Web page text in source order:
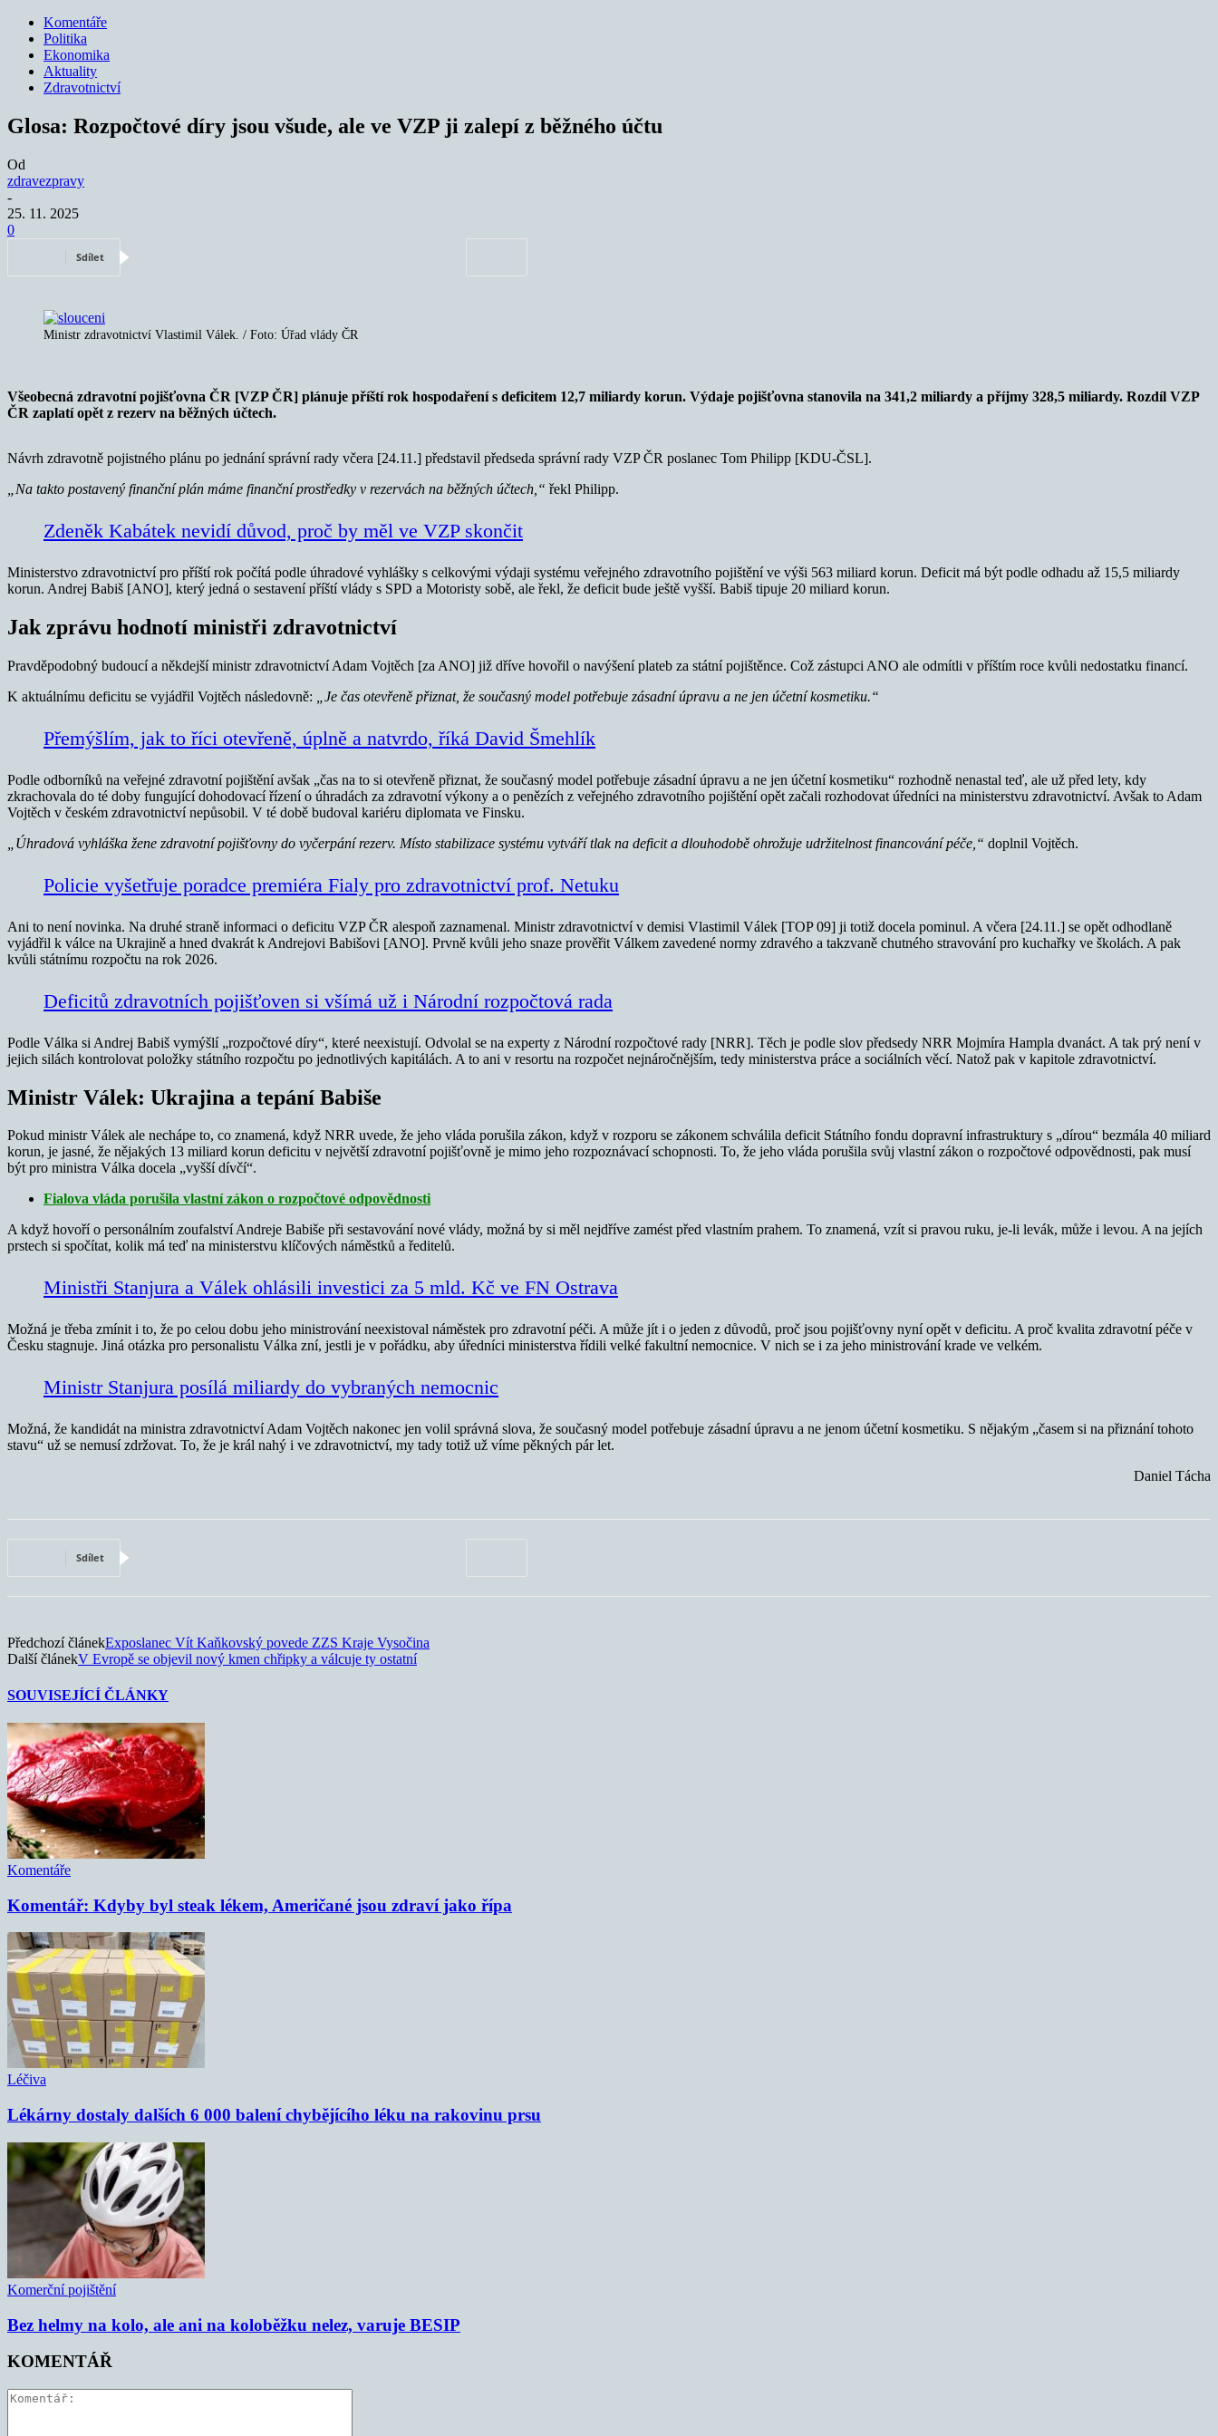
Komentáře
Politika
Ekonomika
Aktuality
Zdravotnictví
Glosa: Rozpočtové díry jsou všude, ale ve VZP ji zalepí z běžného účtu
Od
zdravezpravy
-
25. 11. 2025
0
Sdílet
Ministr zdravotnictví Vlastimil Válek. / Foto: Úřad vlády ČR
Všeobecná zdravotní pojišťovna ČR [VZP ČR] plánuje příští rok hospodaření s deficitem 12,7 miliardy korun. Výdaje pojišťovna stanovila na 341,2 miliardy a příjmy 328,5 miliardy. Rozdíl VZP
ČR zaplatí opět z rezerv na běžných účtech.
Návrh zdravotně pojistného plánu po jednání správní rady včera [24.11.] představil předseda správní rady VZP ČR poslanec Tom Philipp [KDU-ČSL].
„Na takto postavený finanční plán máme finanční prostředky v rezervách na běžných účtech,“ řekl Philipp.
Zdeněk Kabátek nevidí důvod, proč by měl ve VZP skončit
Ministerstvo zdravotnictví pro příští rok počítá podle úhradové vyhlášky s celkovými výdaji systému veřejného zdravotního pojištění ve výši 563 miliard korun. Deficit má být podle odhadu až 15,5 miliardy
korun. Andrej Babiš [ANO], který jedná o sestavení příští vlády s SPD a Motoristy sobě, ale řekl, že deficit bude ještě vyšší. Babiš tipuje 20 miliard korun.
Jak zprávu hodnotí ministři zdravotnictví
Pravděpodobný budoucí a někdejší ministr zdravotnictví Adam Vojtěch [za ANO] již dříve hovořil o navýšení plateb za státní pojištěnce. Což zástupci ANO ale odmítli v příštím roce kvůli nedostatku financí.
K aktuálnímu deficitu se vyjádřil Vojtěch následovně:
„Je čas otevřeně přiznat, že současný model potřebuje zásadní úpravu a ne jen účetní kosmetiku.“
Přemýšlím, jak to říci otevřeně, úplně a natvrdo, říká David Šmehlík
Podle odborníků na veřejné zdravotní pojištění avšak „čas na to si otevřeně přiznat, že současný model potřebuje zásadní úpravu a ne jen účetní kosmetiku“ rozhodně nenastal teď, ale už před lety, kdy
zkrachovala do té doby fungující dohodovací řízení o úhradách za zdravotní výkony a o penězích z veřejného zdravotního pojištění opět začali rozhodovat úředníci na ministerstvu zdravotnictví. Avšak to Adam
Vojtěch v českém zdravotnictví nepůsobil. V té době budoval kariéru diplomata ve Finsku.
„Úhradová vyhláška žene zdravotní pojišťovny do vyčerpání rezerv. Místo stabilizace systému vytváří tlak na deficit a dlouhodobě ohrožuje udržitelnost financování péče,“ doplnil Vojtěch.
Policie vyšetřuje poradce premiéra Fialy pro zdravotnictví prof. Netuku
Ani to není novinka. Na druhé straně informaci o deficitu VZP ČR alespoň zaznamenal. Ministr zdravotnictví v demisi Vlastimil Válek [TOP 09] ji totiž docela pominul. A včera [24.11.] se opět odhodlaně
vyjádřil k válce na Ukrajině a hned dvakrát k Andrejovi Babišovi [ANO]. Prvně kvůli jeho snaze prověřit Válkem zavedené normy zdravého a takzvaně chutného stravování pro kuchařky ve školách. A pak
kvůli státnímu rozpočtu na rok 2026.
Deficitů zdravotních pojišťoven si všímá už i Národní rozpočtová rada
Podle Válka si Andrej Babiš vymýšlí „rozpočtové díry“, které neexistují. Odvolal se na experty z Národní rozpočtové rady [NRR]. Těch je podle slov předsedy NRR Mojmíra Hampla dvanáct. A tak prý není v
jejich silách kontrolovat položky státního rozpočtu po jednotlivých kapitálách. A to ani v resortu na rozpočet nejnáročnějším, tedy ministerstva práce a sociálních věcí. Natož pak v kapitole zdravotnictví.
Ministr Válek: Ukrajina a tepání Babiše
Pokud ministr Válek ale nechápe to, co znamená, když NRR uvede, že jeho vláda porušila zákon, když v rozporu se zákonem schválila deficit Státního fondu dopravní infrastruktury s „dírou“ bezmála 40 miliard
korun, je jasné, že nějakých 13 miliard korun deficitu v největší zdravotní pojišťovně je mimo jeho rozpoznávací schopnosti. To, že jeho vláda porušila svůj vlastní zákon o rozpočtové odpovědnosti, pak musí
být pro ministra Válka docela „vyšší dívčí“.
Fialova vláda porušila vlastní zákon o rozpočtové odpovědnosti
A když hovoří o personálním zoufalství Andreje Babiše při sestavování nové vlády, možná by si měl nejdříve zamést před vlastním prahem. To znamená, vzít si pravou ruku, je-li levák, může i levou. A na jejích
prstech si spočítat, kolik má teď na ministerstvu klíčových náměstků a ředitelů.
Ministři Stanjura a Válek ohlásili investici za 5 mld. Kč ve FN Ostrava
Možná je třeba zmínit i to, že po celou dobu jeho ministrování neexistoval náměstek pro zdravotní péči. A může jít i o jeden z důvodů, proč jsou pojišťovny nyní opět v deficitu. A proč kvalita zdravotní péče v
Česku stagnuje. Jiná otázka pro personalistu Válka zní, jestli je v pořádku, aby úředníci ministerstva řídili velké fakultní nemocnice. V nich se i za jeho ministrování krade ve velkém.
Ministr Stanjura posílá miliardy do vybraných nemocnic
Možná, že kandidát na ministra zdravotnictví Adam Vojtěch nakonec jen volil správná slova, že současný model potřebuje zásadní úpravu a ne jenom účetní kosmetiku. S nějakým „časem si na přiznání tohoto
stavu“ už se nemusí zdržovat. To, že je král nahý i ve zdravotnictví, my tady totiž už víme pěkných pár let.
Daniel Tácha
Sdílet
Předchozí článekExposlanec Vít Kaňkovský povede ZZS Kraje Vysočina
Další článekV Evropě se objevil nový kmen chřipky a válcuje ty ostatní
SOUVISEJÍCÍ ČLÁNKY
Komentáře
Komentář: Kdyby byl steak lékem, Američané jsou zdraví jako řípa
Léčiva
Lékárny dostaly dalších 6 000 balení chybějícího léku na rakovinu prsu
Komerční pojištění
Bez helmy na kolo, ale ani na koloběžku nelez, varuje BESIP
KOMENTÁŘ